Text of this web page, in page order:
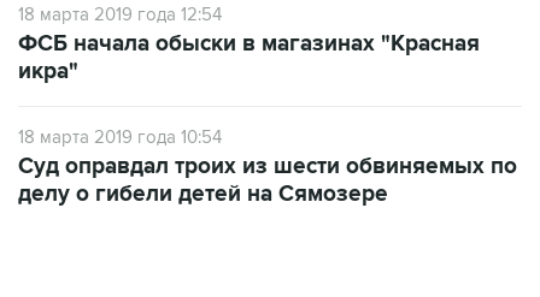
18 марта 2019 года 12:54
ФСБ начала обыски в магазинах "Красная
икра"
18 марта 2019 года 10:54
Суд оправдал троих из шести обвиняемых по
делу о гибели детей на Сямозере